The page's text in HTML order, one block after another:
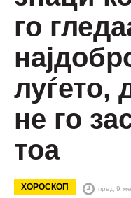
го
луѓето,
не го
тоа
ХОРОСКОП пред 9